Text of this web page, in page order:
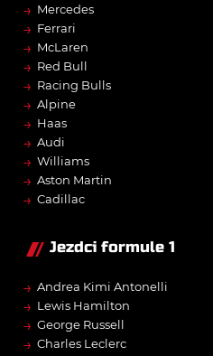
→ Mercedes
→ Ferrari
→ McLaren
→ Red Bull
→ Racing Bulls
→ Alpine
→ Haas
→ Audi
→ Williams
→ Aston Martin
→ Cadillac
Jezdci formule 1
→ Andrea Kimi Antonelli
→ Lewis Hamilton
→ George Russell
→ Charles Leclerc